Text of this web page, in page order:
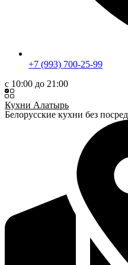
+7 (993) 700-25-99
c 10:00 до 21:00
Кухни Алатырь
Белорусские кухни без